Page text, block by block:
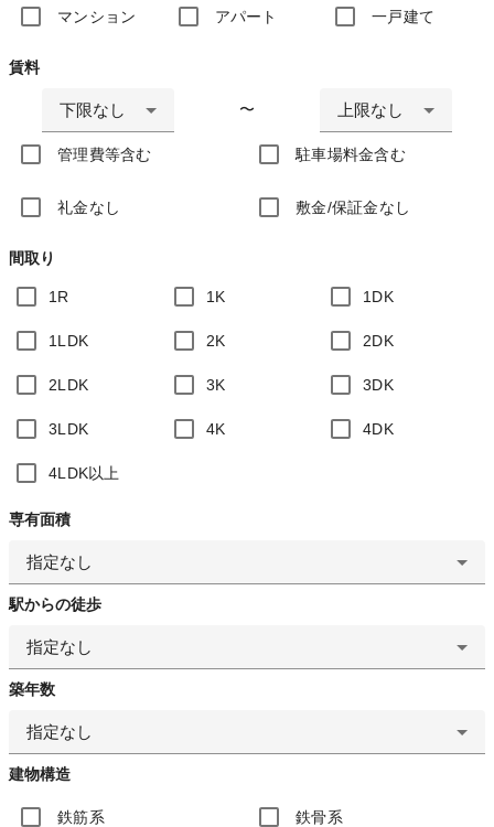
マンション アパート 一戸建て
賃料
下限なし 〜 上限なし
管理費等含む 駐車場料金含む
礼金なし 敷金/保証金なし
間取り
1R 1K 1DK
1LDK 2K 2DK
2LDK 3K 3DK
3LDK 4K 4DK
4LDK以上
専有面積
指定なし
駅からの徒歩
指定なし
築年数
指定なし
建物構造
鉄筋系 鉄骨系